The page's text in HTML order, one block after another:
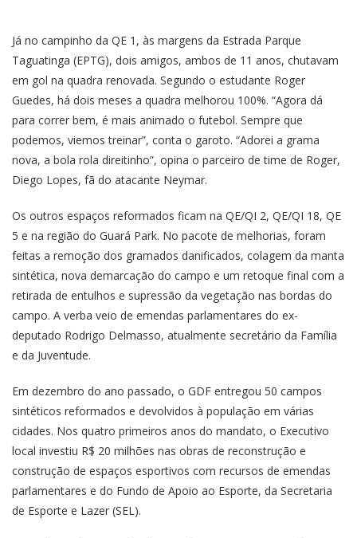
Já no campinho da QE 1, às margens da Estrada Parque
Taguatinga (EPTG), dois amigos, ambos de 11 anos, chutavam
em gol na quadra renovada. Segundo o estudante Roger
Guedes, há dois meses a quadra melhorou 100%. “Agora dá
para correr bem, é mais animado o futebol. Sempre que
podemos, viemos treinar”, conta o garoto. “Adorei a grama
nova, a bola rola direitinho”, opina o parceiro de time de Roger,
Diego Lopes, fã do atacante Neymar.
Os outros espaços reformados ficam na QE/QI 2, QE/QI 18, QE
5 e na região do Guará Park. No pacote de melhorias, foram
feitas a remoção dos gramados danificados, colagem da manta
sintética, nova demarcação do campo e um retoque final com a
retirada de entulhos e supressão da vegetação nas bordas do
campo. A verba veio de emendas parlamentares do ex-
deputado Rodrigo Delmasso, atualmente secretário da Família
e da Juventude.
Em dezembro do ano passado, o GDF entregou 50 campos
sintéticos reformados e devolvidos à população em várias
cidades. Nos quatro primeiros anos do mandato, o Executivo
local investiu R$ 20 milhões nas obras de reconstrução e
construção de espaços esportivos com recursos de emendas
parlamentares e do Fundo de Apoio ao Esporte, da Secretaria
de Esporte e Lazer (SEL).